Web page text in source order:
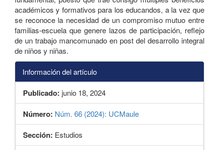
académicos y formativos para los educandos, a la vez que
se reconoce la necesidad de un compromiso mutuo entre
familias-escuela que genere lazos de participación, reflejo
de un trabajo mancomunado en post del desarrollo integral
de niños y niñas.
Información del artículo
Publicado: junio 18, 2024
Número: Núm. 66 (2024): UCMaule
Sección: Estudios